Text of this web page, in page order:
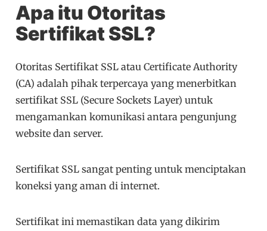
Apa itu Otoritas
Sertifikat SSL?
Otoritas Sertifikat SSL atau Certificate Authority
(CA) adalah pihak terpercaya yang menerbitkan
sertifikat SSL (Secure Sockets Layer) untuk
mengamankan komunikasi antara pengunjung
website dan server.
Sertifikat SSL sangat penting untuk menciptakan
koneksi yang aman di internet.
Sertifikat ini memastikan data yang dikirim